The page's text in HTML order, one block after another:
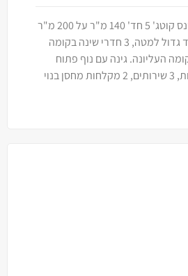
נחל עשן ברי' יעקב ריינס קוטג' 5 חד' 140 מ"ר על 200 מ"ר
שטח פינוי מיידי, ממ"ד גדול למטה, 3 חדרי שינה בקומה
בקומה העליונה. גינה עם נוף פתוח
מדהים, 2 חניות פרטיות, 3 שירותים, 2 מקלחות מחסן בנוי